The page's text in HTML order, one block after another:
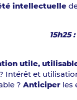
intellectuelle
15h25
utile,
Intérêt et
? Anticiper les